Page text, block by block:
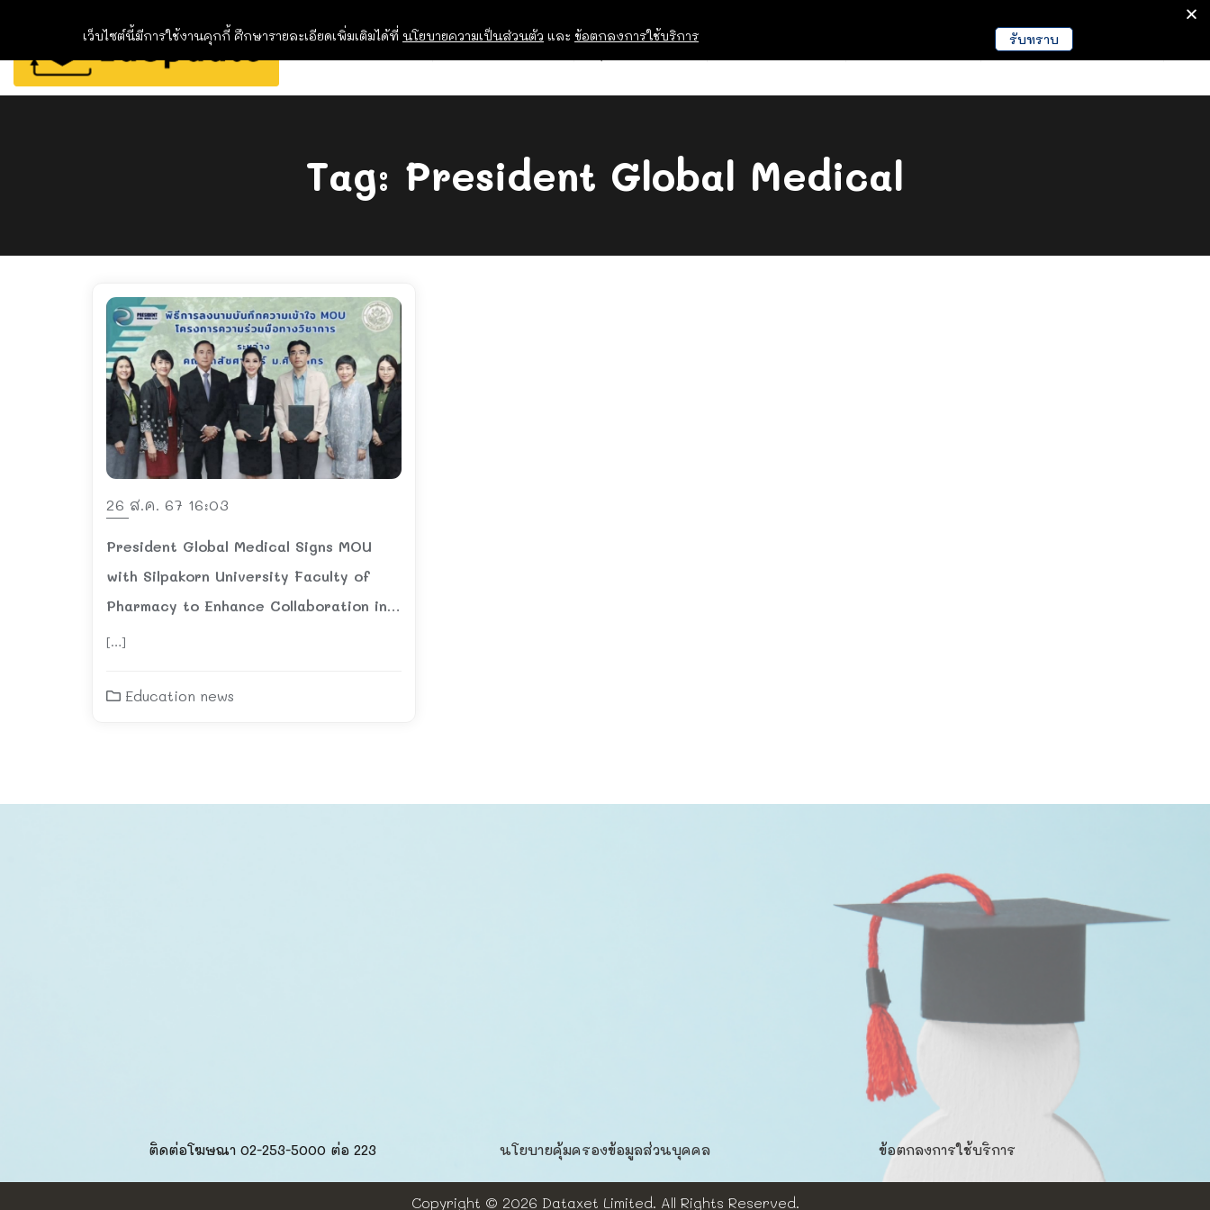
EDUCATION NEWS
Tag: President Global Medical
26 ส.ค. 67 16:03
President Global Medical Signs MOU
with Silpakorn University Faculty of
Pharmacy to Enhance Collaboration in
Health and Beauty Medical Device
[…]
Education news
ติดต่อโฆษณา 02-253-5000​ ต่อ 223 นโยบายคุ้มครองข้อมูลส่วนบุคคล​ ข้อตกลงการใช้บริการ
Copyright © 2026 Dataxet Limited. All Rights Reserved.
เว็บไซต์นี้มีการใช้งานคุกกี้ ศึกษารายละเอียดเพิ่มเติมได้ที่ นโยบายความเป็นส่วนตัว และ ข้อตกลงการใช้บริการ รับทราบ